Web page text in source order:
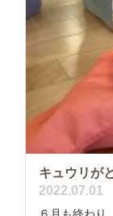
キュウリが
2022.07.01